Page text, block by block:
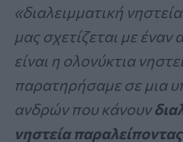
«διαλειμματική
μας σχετίζεται με
είναι η ολονύκτια
παρατηρήσαμε σε μια
ανδρών που κάνουν
νηστεία